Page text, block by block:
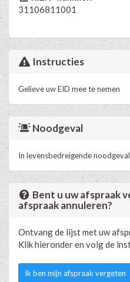
31106811001
Instructies
Gelieve uw EID mee te nemen
Noodgeval
In levensbedreigende
Bent u uw afspraak
afspraak annuleren?
Ontvang de lijst met uw
Klik hieronder en volg de
Ik ben mijn afspraak vergeten